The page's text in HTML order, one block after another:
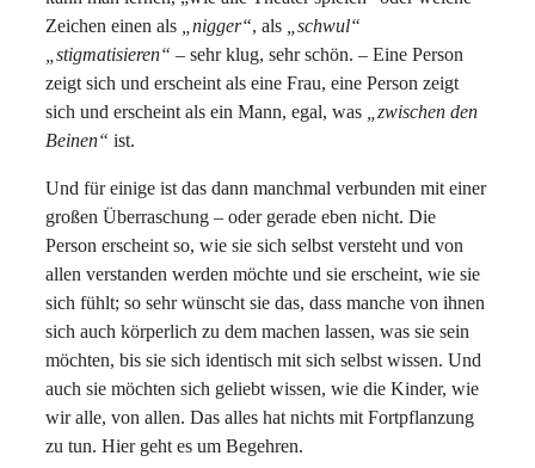
Zeichen einen als
„nigger“, als
„schwul“
„stigmatisieren“ – sehr klug, sehr schön. – Eine Person
zeigt sich und erscheint als eine Frau, eine Person zeigt
sich und erscheint als ein Mann, egal, was
„zwischen den
Beinen“ ist.
Und für einige ist das dann manchmal verbunden mit einer
großen Überraschung – oder gerade eben nicht. Die
Person erscheint so, wie sie sich selbst versteht und von
allen verstanden werden möchte und sie erscheint, wie sie
sich fühlt; so sehr wünscht sie das, dass manche von ihnen
sich auch körperlich zu dem machen lassen, was sie sein
möchten, bis sie sich identisch mit sich selbst wissen. Und
auch sie möchten sich geliebt wissen, wie die Kinder, wie
wir alle, von allen. Das alles hat nichts mit Fortpflanzung
zu tun. Hier geht es um Begehren.